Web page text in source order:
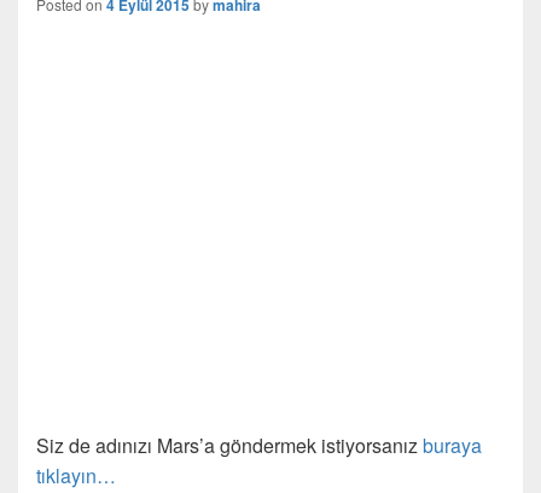
Posted on 4 Eylül 2015bymahira
Siz de adınızı Mars’a göndermek istiyorsanızburaya
tıklayın…